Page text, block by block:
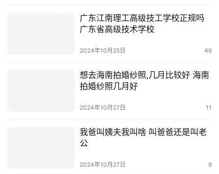
广东江南理工高级技工学校正规吗
广东省高级技术学校
2024年10月25日 49
想去海南拍婚纱照,几月比较好 海南
拍婚纱照几月好
2024年10月27日 11
我爸叫姨夫我叫啥 叫爸爸还是叫老
公
2024年10月27日 9